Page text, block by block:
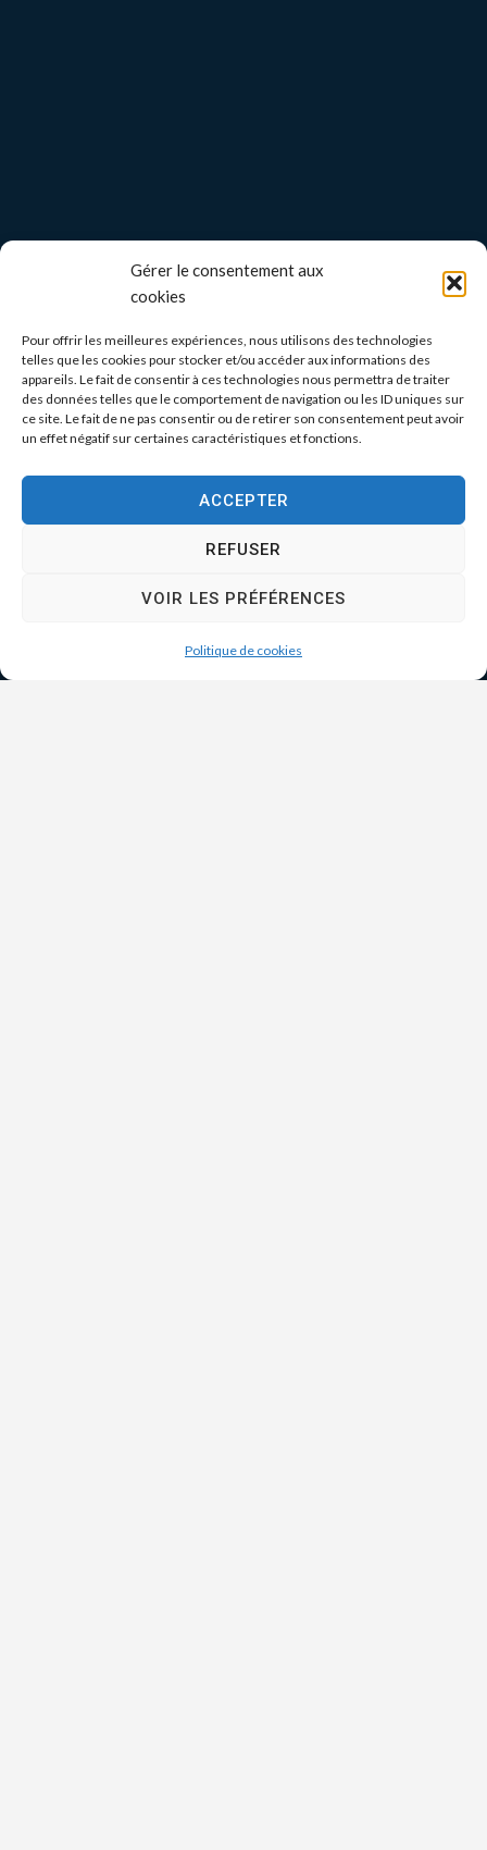
Gérer le consentement aux
cookies
Pour offrir les meilleures expériences, nous utilisons des technologies
telles que les cookies pour stocker et/ou accéder aux informations des
appareils. Le fait de consentir à ces technologies nous permettra de traiter
des données telles que le comportement de navigation ou les ID uniques sur
ce site. Le fait de ne pas consentir ou de retirer son consentement peut avoir
un effet négatif sur certaines caractéristiques et fonctions.
ACCEPTER
REFUSER
VOIR LES PRÉFÉRENCES
Politique de cookies